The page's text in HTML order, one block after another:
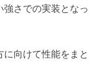
強さでの実装となっ
向けて性能をまと